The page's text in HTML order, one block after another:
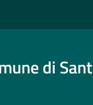
di